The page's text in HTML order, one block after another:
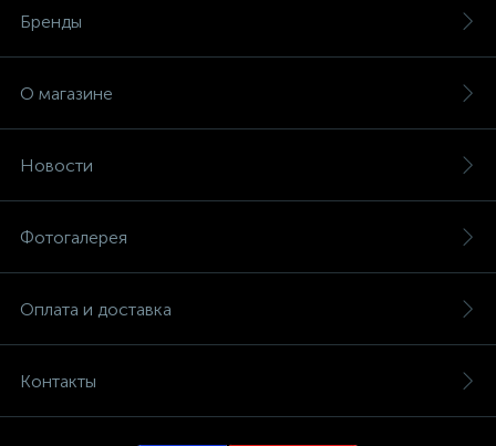
Бренды
О магазине
Новости
Фотогалерея
Оплата и доставка
Контакты